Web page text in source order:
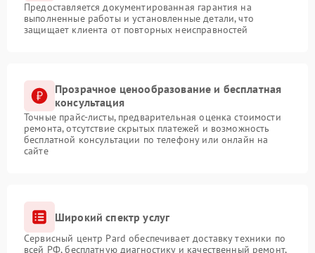
Предоставляется документированная гарантия на
выполненные работы и установленные детали, что
защищает клиента от повторных неисправностей
Прозрачное ценообразование и бесплатная
консультация
Точные прайс-листы, предварительная оценка стоимости
ремонта, отсутствие скрытых платежей и возможность
бесплатной консультации по телефону или онлайн на
сайте
Широкий спектр услуг
Сервисный центр Pard обеспечивает доставку техники по
всей РФ, бесплатную диагностику и качественный ремонт,